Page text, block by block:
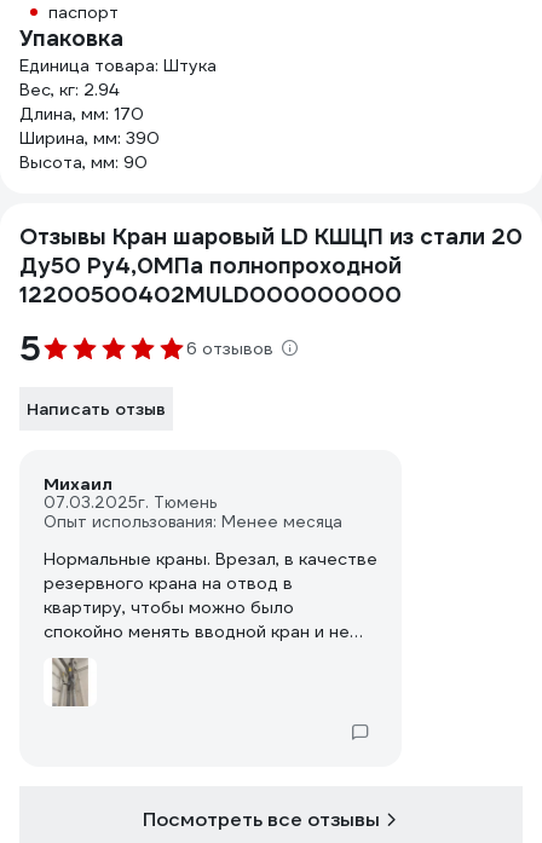
паспорт
Упаковка
Единица товара: Штука
Вес, кг: 2.94
Длина, мм: 170
Ширина, мм: 390
Высота, мм: 90
Отзывы Кран шаровый LD КШЦП из стали 20
Ду50 Ру4,0МПа полнопроходной
12200500402MULD000000000
5 6 отзывов
Написать отзыв
Михаил
07.03.2025г. Тюмень
Опыт использования: Менее месяца
Нормальные краны. Врезал, в качестве
резервного крана на отвод в
квартиру, чтобы можно было
спокойно менять вводной кран и не
сливать весь стояк.
Посмотреть все отзывы